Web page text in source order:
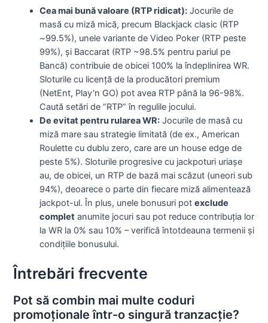
Cea mai bună valoare (RTP ridicat): Jocurile de
masă cu miză mică, precum Blackjack clasic (RTP
~99.5%), unele variante de Video Poker (RTP peste
99%), și Baccarat (RTP ~98.5% pentru pariul pe
Bancă) contribuie de obicei 100% la îndeplinirea WR.
Sloturile cu licență de la producători premium
(NetEnt, Play’n GO) pot avea RTP până la 96-98%.
Caută setări de “RTP” în regulile jocului.
De evitat pentru rularea WR: Jocurile de masă cu
miză mare sau strategie limitată (de ex., American
Roulette cu dublu zero, care are un house edge de
peste 5%). Sloturile progresive cu jackpoturi uriașe
au, de obicei, un RTP de bază mai scăzut (uneori sub
94%), deoarece o parte din fiecare miză alimentează
jackpot-ul. În plus, unele bonusuri potexclude
complet anumite jocuri sau pot reduce contribuția lor
la WR la 0% sau 10% – verifică întotdeauna termenii și
condițiile bonusului.
Întrebări frecvente
Pot să combin mai multe coduri
promoționale într-o singură tranzacție?